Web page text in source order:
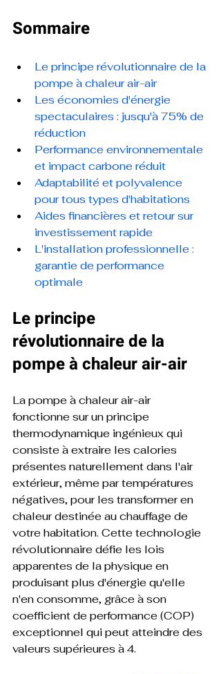
Sommaire
Le principe révolutionnaire de la
pompe à chaleur air-air
Les économies d'énergie
spectaculaires : jusqu'à 75% de
réduction
Performance environnementale
et impact carbone réduit
Adaptabilité et polyvalence
pour tous types d'habitations
Aides financières et retour sur
investissement rapide
L'installation professionnelle :
garantie de performance
optimale
Le principe
révolutionnaire de la
pompe à chaleur air-air
La pompe à chaleur air-air
fonctionne sur un principe
thermodynamique ingénieux qui
consiste à extraire les calories
présentes naturellement dans l'air
extérieur, même par températures
négatives, pour les transformer en
chaleur destinée au chauffage de
votre habitation. Cette technologie
révolutionnaire défie les lois
apparentes de la physique en
produisant plus d'énergie qu'elle
n'en consomme, grâce à son
coefficient de performance (COP)
exceptionnel qui peut atteindre des
valeurs supérieures à 4.